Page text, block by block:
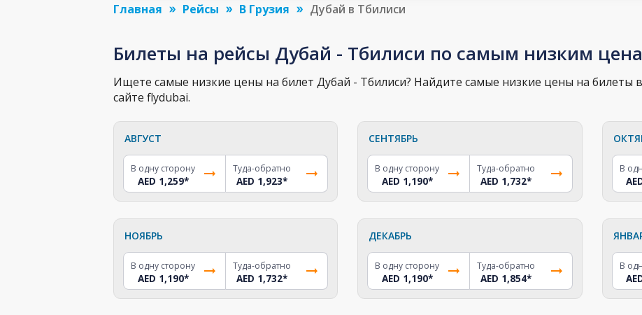
Главная Рейсы В Грузия Дубай в Тбилиси
Билеты на рейсы Дубай - Тбилиси по самым низким
Ищете самые низкие цены на билет Дубай - Тбилиси? Найдите самые низкие цены на билеты
сайте flydubai.
АВГУСТ
В одну сторону
AED 1,259*
Туда-обратно
AED 1,923*
СЕНТЯБРЬ
В одну сторону
AED 1,190*
Туда-обратно
AED 1,732*
В
НОЯБРЬ
В одну сторону
AED 1,190*
Туда-обратно
AED 1,732*
ДЕКАБРЬ
В одну сторону
AED 1,190*
Туда-обратно
AED 1,854*
В